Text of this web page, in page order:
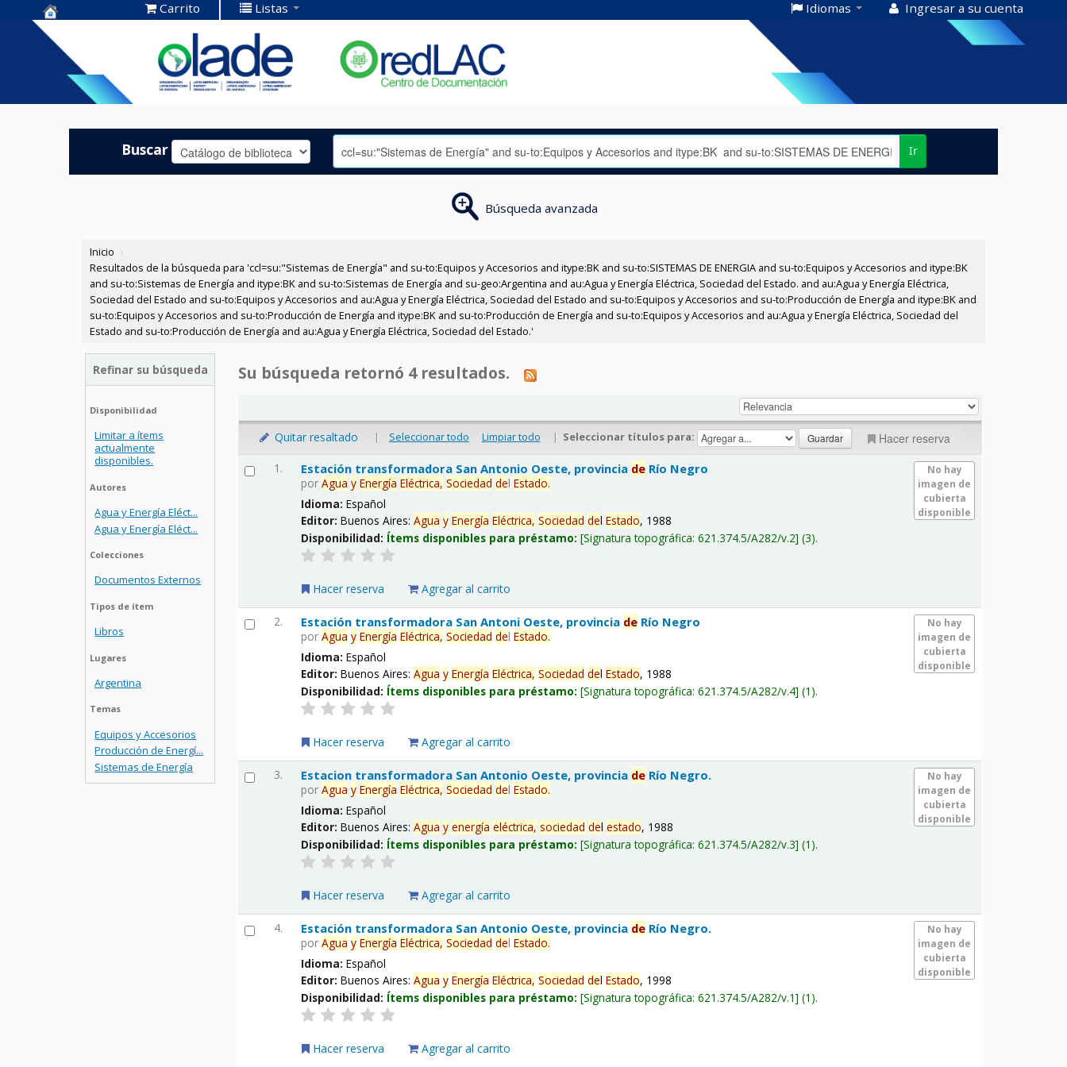
Centro de
Documentación
OLADE -
Carrito Listas Idiomas Ingresar a su cuenta
Buscar Ir
Búsqueda avanzada
Inicio ›
Resultados de la búsqueda para 'ccl=su:"Sistemas de Energía" and su-to:Equipos y Accesorios and itype:BK and su-to:SISTEMAS DE ENERGIA and su-to:Equipos y Accesorios and itype:BK
and su-to:Sistemas de Energía and itype:BK and su-to:Sistemas de Energía and su-geo:Argentina and au:Agua y Energía Eléctrica, Sociedad del Estado. and au:Agua y Energía Eléctrica,
Sociedad del Estado and su-to:Equipos y Accesorios and au:Agua y Energía Eléctrica, Sociedad del Estado and su-to:Equipos y Accesorios and su-to:Producción de Energía and itype:BK and
su-to:Equipos y Accesorios and su-to:Producción de Energía and itype:BK and su-to:Producción de Energía and su-to:Equipos y Accesorios and au:Agua y Energía Eléctrica, Sociedad del
Estado and su-to:Producción de Energía and au:Agua y Energía Eléctrica, Sociedad del Estado.'
Refinar su búsqueda
Disponibilidad
Limitar a ítems
actualmente
disponibles.
Autores
Agua y Energía Eléct...
Agua y Energía Eléct...
Colecciones
Documentos Externos
Tipos de ítem
Libros
Lugares
Argentina
Temas
Equipos y Accesorios
Producción de Energí...
Sistemas de Energía
Su búsqueda retornó 4 resultados.
Quitar resaltado | Seleccionar todo Limpiar todo | Seleccionar títulos para: Hacer reserva
1.
No hay
imagen de
cubierta
disponible
Estación transformadora San Antonio Oeste, provincia de Río Negro
porAgua y Energía Eléctrica, Sociedad delEstado.
Idioma:Español
Editor:Buenos Aires:Agua y Energía Eléctrica, Sociedad delEstado, 1988
Disponibilidad: Ítems disponibles para préstamo: Signatura topográfica:621.374.5/A282/v.2 (3).
Hacer reserva Agregar al carrito
2.
No hay
imagen de
cubierta
disponible
Estación transformadora San Antoni Oeste, provincia de Río Negro
porAgua y Energía Eléctrica, Sociedad delEstado.
Idioma:Español
Editor:Buenos Aires:Agua y Energía Eléctrica, Sociedad delEstado, 1988
Disponibilidad: Ítems disponibles para préstamo: Signatura topográfica:621.374.5/A282/v.4 (1).
Hacer reserva Agregar al carrito
3.
No hay
imagen de
cubierta
disponible
Estacion transformadora San Antonio Oeste, provincia de Río Negro.
porAgua y Energía Eléctrica, Sociedad delEstado.
Idioma:Español
Editor:Buenos Aires:Agua y energía eléctrica, sociedad delestado, 1988
Disponibilidad: Ítems disponibles para préstamo: Signatura topográfica:621.374.5/A282/v.3 (1).
Hacer reserva Agregar al carrito
4.
No hay
imagen de
cubierta
disponible
Estación transformadora San Antonio Oeste, provincia de Río Negro.
porAgua y Energía Eléctrica, Sociedad delEstado.
Idioma:Español
Editor:Buenos Aires:Agua y Energía Eléctrica, Sociedad delEstado, 1998
Disponibilidad: Ítems disponibles para préstamo: Signatura topográfica:621.374.5/A282/v.1 (1).
Hacer reserva Agregar al carrito